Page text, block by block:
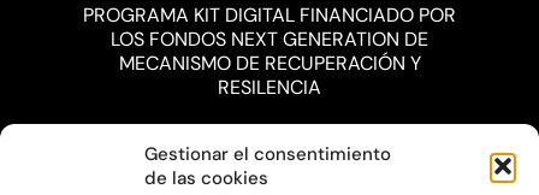
Gestionar el consentimiento
de las cookies
PROGRAMA KIT DIGITAL FINANCIADO POR
LOS FONDOS NEXT GENERATION DE
MECANISMO DE RECUPERACIÓN Y
RESILENCIA